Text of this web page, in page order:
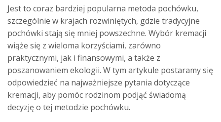
Jest to coraz bardziej popularna metoda pochówku,
szczególnie w krajach rozwiniętych, gdzie tradycyjne
pochówki stają się mniej powszechne. Wybór kremacji
wiąże się z wieloma korzyściami, zarówno
praktycznymi, jak i finansowymi, a także z
poszanowaniem ekologii. W tym artykule postaramy się
odpowiedzieć na najważniejsze pytania dotyczące
kremacji, aby pomóc rodzinom podjąć świadomą
decyzję o tej metodzie pochówku.